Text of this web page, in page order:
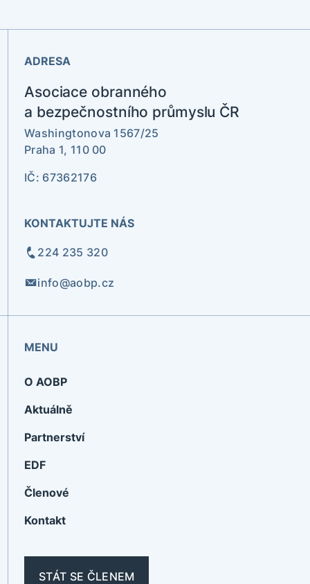
ADRESA
Asociace obranného
a bezpečnostního průmyslu ČR
Washingtonova 1567/25
Praha 1, 110 00
IČ: 67362176
KONTAKTUJTE NÁS
224 235 320
info@aobp.cz
MENU
O AOBP
Aktuálně
Partnerství
EDF
Členové
Kontakt
STÁT SE ČLENEM